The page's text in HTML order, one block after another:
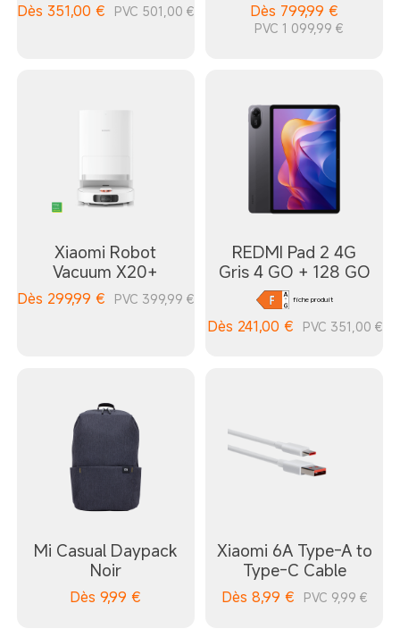
Dès 351,00 € PVC 501,00 € Dès 799,99 €
PVC 1 099,99 €
Xiaomi Robot
Vacuum X20+
Dès 299,99 € PVC 399,99 €
REDMI Pad 2 4G
Gris 4 GO + 128 GO
fiche produit
Dès 241,00 € PVC 351,00 €
Mi Casual Daypack
Noir
Dès 9,99 €
Xiaomi 6A Type-A to
Type-C Cable
Dès 8,99 € PVC 9,99 €